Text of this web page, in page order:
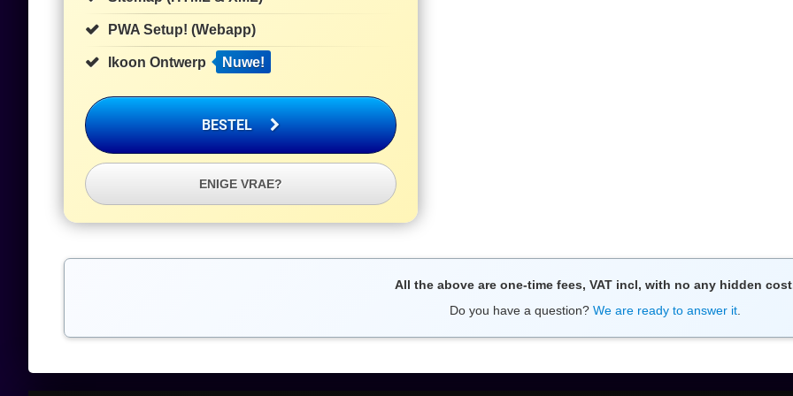
PWA Setup! (Webapp)
Ikoon Ontwerp Nuwe!
BESTEL
ENIGE VRAE?
All the above are one-time fees, VAT incl, with no any hidden
Do you have a question? We are ready to answer it.